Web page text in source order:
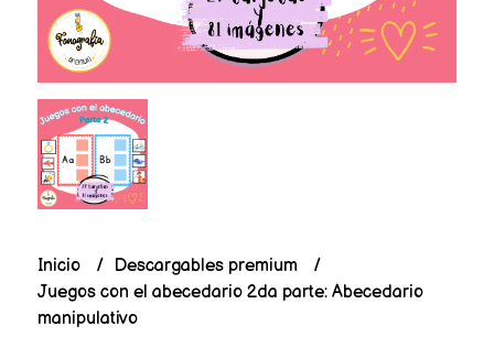
Inicio
Descargables premium
Juegos con el abecedario 2da parte: Abecedario
manipulativo